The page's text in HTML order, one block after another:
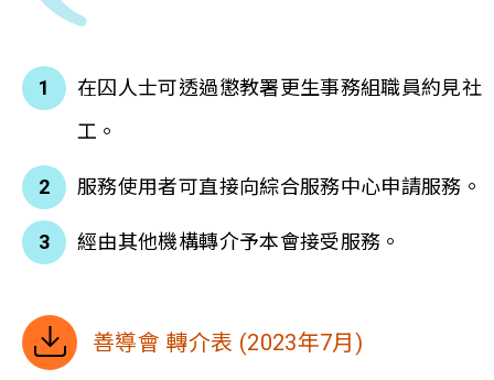
在囚人士可透過懲教署更生事務組職員約見社
工。
服務使用者可直接向綜合服務中心申請服務。
經由其他機構轉介予本會接受服務。
善導會 轉介表 (2023年7月)